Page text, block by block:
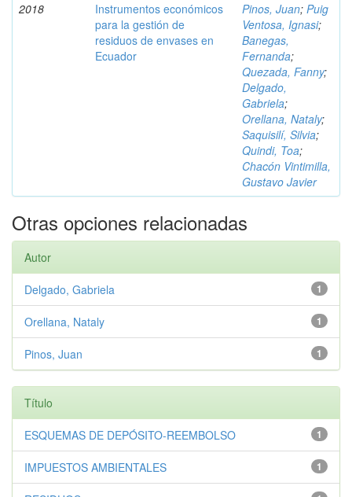
2018
Instrumentos económicos
para la gestión de
residuos de envases en
Ecuador
Pinos, Juan; Puig
Ventosa, Ignasi;
Banegas,
Fernanda;
Quezada, Fanny;
Delgado,
Gabriela;
Orellana, Nataly;
Saquisilí, Silvia;
Quindi, Toa;
Chacón Vintimilla,
Gustavo Javier
Otras opciones relacionadas
Autor
1
Delgado, Gabriela
1
Orellana, Nataly
1
Pinos, Juan
Título
1
ESQUEMAS DE DEPÓSITO-REEMBOLSO
1
IMPUESTOS AMBIENTALES